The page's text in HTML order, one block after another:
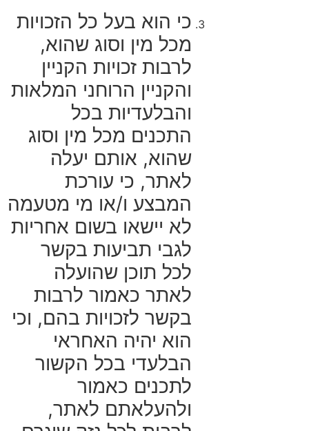
כי הוא בעל כל הזכויות
מכל מין וסוג שהוא,
לרבות זכויות הקניין
והקניין הרוחני המלאות
והבלעדיות בכל
התכנים מכל מין וסוג
שהוא, אותם יעלה
לאתר, כי עורכת
המבצע ו/או מי מטעמה
לא יישאו בשום אחריות
לגבי תביעות בקשר
לכל תוכן שהועלה
לאתר כאמור לרבות
בקשר לזכויות בהם, וכי
הוא יהיה האחראי
הבלעדי בכל הקשור
לתכנים כאמור
ולהעלאתם לאתר,